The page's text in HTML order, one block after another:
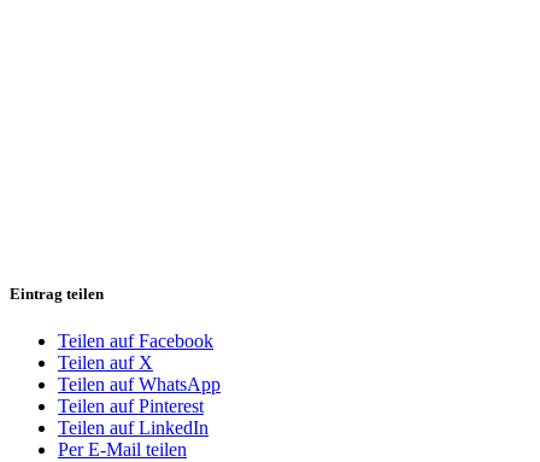
Eintrag teilen
Teilen auf Facebook
Teilen auf X
Teilen auf WhatsApp
Teilen auf Pinterest
Teilen auf LinkedIn
Per E-Mail teilen